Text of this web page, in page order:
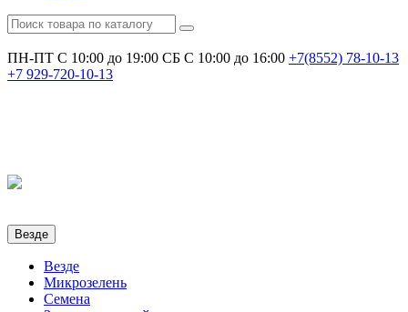
ПН-ПТ С 10:00 до 19:00 СБ С 10:00 до 16:00 +7(8552) 78-10-13
+7 929-720-10-13
Везде
Везде
Микрозелень
Семена